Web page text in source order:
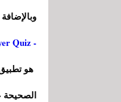
- Mind Money: Multiplayer Quiz
هو
الصحيحة